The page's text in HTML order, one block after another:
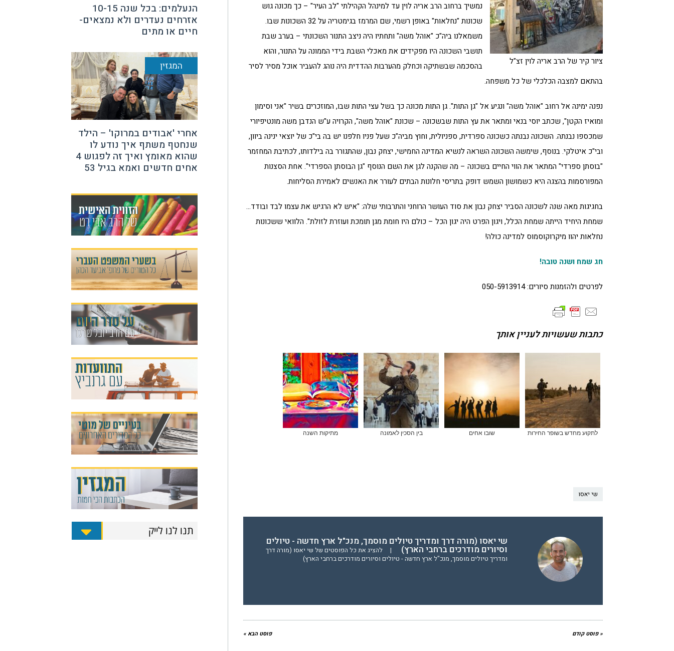
ציור קיר של הרב אריה לוין זצ"ל
נמשיך ברחוב הרב אריה לוין עד למינהל הקהילתי "לב העיר" – כך מכונה גוש
שכונות "נחלאות" באופן רשמי, שם המרמז בגימטריה על 32 השכונות שבו.
משמאלנו ביה"כ "אוהל משה" ותחתיו היה ניצב התנור השכונתי – בערב שבת
תושבי השכונה היו מפקידים את מאכלי השבת בידי הממונה על התנור, והוא
בהסכמה שבשתיקה וכחלק מהערבות ההדדית היה נוהג להעביר אוכל מסיר לסיר
בהתאם למצבה הכלכלי של כל משפחה.
נפנה ימינה אל רחוב "אוהל משה" ונגיע אל "גן התות". גן התות מכונה כך בשל עצי התות שבו, המוזכרים בשיר "אני וסימון
ומואיז הקטן", שכתב יוסי בנאי ומתאר את עץ התות שבשכונה – שכונת "אוהל משה", הקרויה ע"ש הנדבן משה מונטיפיורי
שמכספו נבנתה. השכונה נבנתה כשכונה ספרדית, ספניולית, וחוץ מביה"כ שעל פניו חלפנו יש בה בי"כ של יוצאי ינינה ביוון,
ובי"כ איטלקי. בנוסף, שימשה השכונה השראה לנשיא המדינה החמישי, יצחק נבון, שהתגורר בה בילדותו, לכתיבת המחזמר
"בוסתן ספרדי" המתאר את הווי החיים בשכונה – מה שהקנה לגן את השם הנוסף "גן הבוסתן הספרדי". אחת הסצנות
המפורסמות בהצגה היא כשמושון השמש דופק בתריסי חלונות הבתים לעורר את האנשים לאמירת הסליחות.
בחגיגות מאה שנה לשכונה הסביר יצחק נבון את סוד העושר הרוחני והתרבותי שלה: "איש לא הרגיש את עצמו לבד ובודד…
שמחת היחיד הייתה שמחת הכלל, ויגון הפרט היה יגון הכל – כולם היו חומת מגן תומכת ועוזרת לזולת". הלוואי ששכונות
נחלאות יהוו מיקרוקוסמוס למדינה כולה!
חג שמח ושנה טובה!
לפרטים ולהזמנות סיורים: 050-5913914
כתבות שעשויות לעניין אותך
לתקוע מחדש בשופר החירות שובו אחים בין הסכין לאמונה מתיקות השנה
שי יאסו
שי יאסו (מורה דרך ומדריך טיולים מוסמך, מנכ"ל ארץ חדשה - טיולים
וסיורים מודרכים ברחבי הארץ) |
להציג את כל הפוסטים של שי יאסו (מורה דרך
ומדריך טיולים מוסמך, מנכ"ל ארץ חדשה - טיולים וסיורים מודרכים ברחבי הארץ)
« פוסט קודם פוסט הבא »
הנעלמים: בכל שנה 10-15
אזרחים נעדרים ולא נמצאים-
חיים או מתים
המגזין
אחרי 'אבודים במרוקו' – הילד
שנחטף משתף איך נודע לו
שהוא מאומץ ואיך זה לפגוש 4
אחים חדשים ואמא בגיל 53
תנו לנו לייק